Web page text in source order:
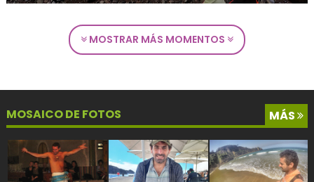
MOSTRAR MÁS MOMENTOS
MOSAICO DE FOTOS MÁS